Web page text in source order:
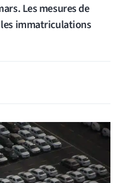
Les mesures de
immatriculations